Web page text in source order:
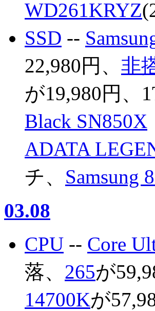
WD261KRYZ
SSD --
22,980円、 非
が19,980円、
Black SN850X
ADATA
チ、 Samsung
03.08
CPU -- Core
落、 265が
14700Kが